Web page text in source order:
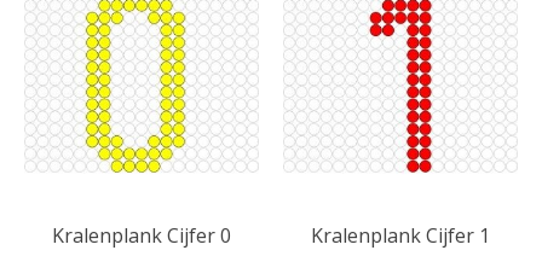
Kralenplank Cijfer 0
Kralenplank Cijfer 1